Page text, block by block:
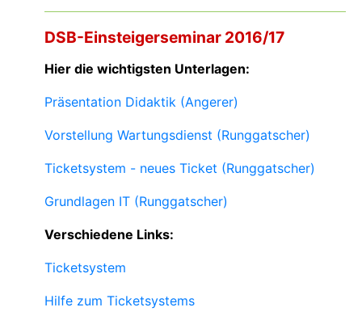
DSB-Einsteigerseminar 2016/17
Hier die wichtigsten Unterlagen:
Präsentation Didaktik (Angerer)
Vorstellung Wartungsdienst (Runggatscher)
Ticketsystem - neues Ticket (Runggatscher)
Grundlagen IT (Runggatscher)
Verschiedene Links:
Ticketsystem
Hilfe zum Ticketsystems